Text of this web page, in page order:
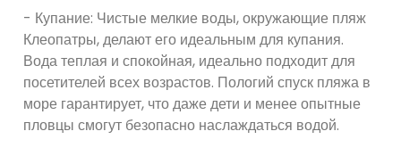
- Купание: Чистые мелкие воды, окружающие пляж
Клеопатры, делают его идеальным для купания.
Вода теплая и спокойная, идеально подходит для
посетителей всех возрастов. Пологий спуск пляжа в
море гарантирует, что даже дети и менее опытные
пловцы смогут безопасно наслаждаться водой.